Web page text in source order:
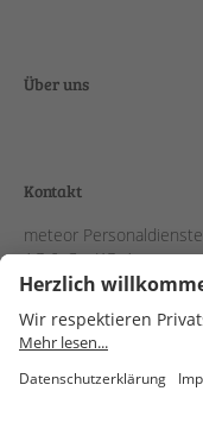
Über uns
Kontakt
meteor Personaldienste
AG & Co. KGaA
Schanzenstraße 38
51063 Köln